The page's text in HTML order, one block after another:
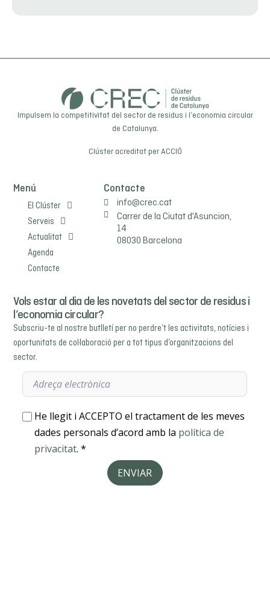
Impulsem la competitivitat del sector de residus i l’economia circular
de Catalunya.
Clúster acreditat perACCIÓ
Menú
El Clúster
Serveis
Actualitat
Agenda
Contacte
Contacte
info@crec.cat
Carrer de la Ciutat d'Asuncion,
14
08030 Barcelona
Vols estar al dia de les novetats del sector de residus i
l’economia circular?
Subscriu-te al nostre butlletí per no perdre’t les activitats, notícies i
oportunitats de col·laboració per a tot tipus d’organitzacions del
sector.